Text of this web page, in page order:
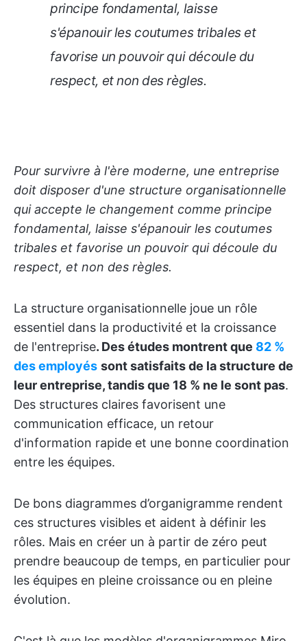
principe fondamental, laisse
s'épanouir les coutumes tribales et
favorise un pouvoir qui découle du
respect, et non des règles.
Pour survivre à l'ère moderne, une entreprise
doit disposer d'une structure organisationnelle
qui accepte le changement comme principe
fondamental, laisse s'épanouir les coutumes
tribales et favorise un pouvoir qui découle du
respect, et non des règles.
La structure organisationnelle joue un rôle
essentiel dans la productivité et la croissance
de l'entreprise. Des études montrent que 82 %
des employés sont satisfaits de la structure de
leur entreprise, tandis que 18 % ne le sont pas.
Des structures claires favorisent une
communication efficace, un retour
d'information rapide et une bonne coordination
entre les équipes.
De bons diagrammes d’organigramme rendent
ces structures visibles et aident à définir les
rôles. Mais en créer un à partir de zéro peut
prendre beaucoup de temps, en particulier pour
les équipes en pleine croissance ou en pleine
évolution.